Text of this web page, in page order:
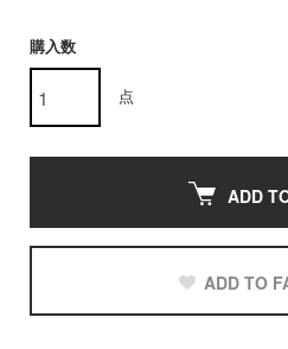
購入数
点
ADD
ADD TO